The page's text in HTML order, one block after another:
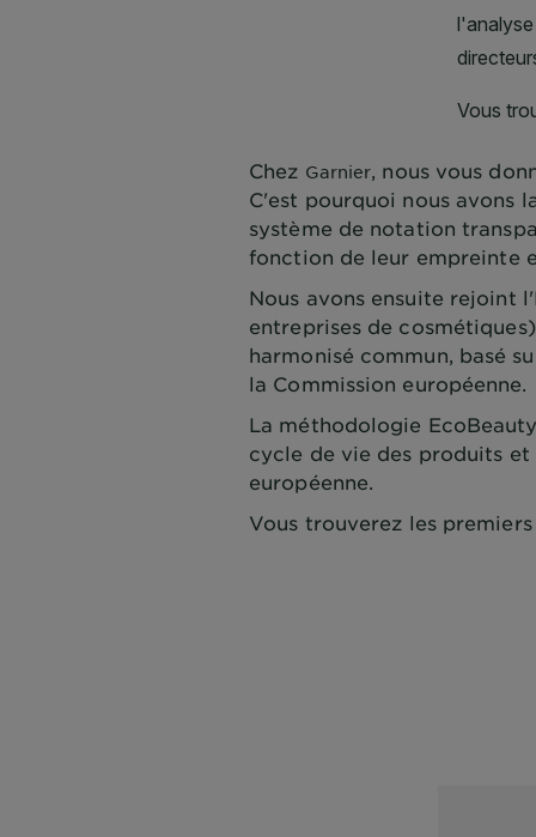
Chez Garnier, nous vous
C'est pourquoi nous avons
système de notation
fonction de leur empreinte
Nous avons ensuite rejoint
entreprises de
harmonisé commun, basé
la Commission européenne.
La méthodologie
cycle de vie des produits
européenne.
Vous trouverez les